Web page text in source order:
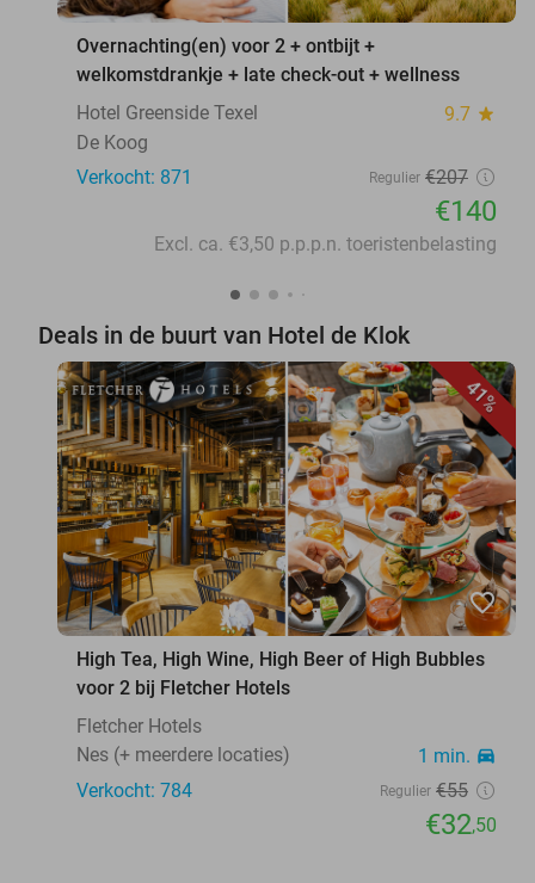
Overnachting(en) voor 2 + ontbijt +
welkomstdrankje + late check-out + wellness
Hotel Greenside Texel
9.7 star
De Koog
Verkocht: 871
Regulier €207
€140
Excl. ca. €3,50 p.p.p.n. toeristenbelasting
Deals in de buurt van Hotel de Klok
41%
favorite_border
High Tea, High Wine, High Beer of High Bubbles
voor 2 bij Fletcher Hotels
Fletcher Hotels
Nes (+ meerdere locaties)
1 min. directions_car
Verkocht: 784 Regulier €55
€32,50